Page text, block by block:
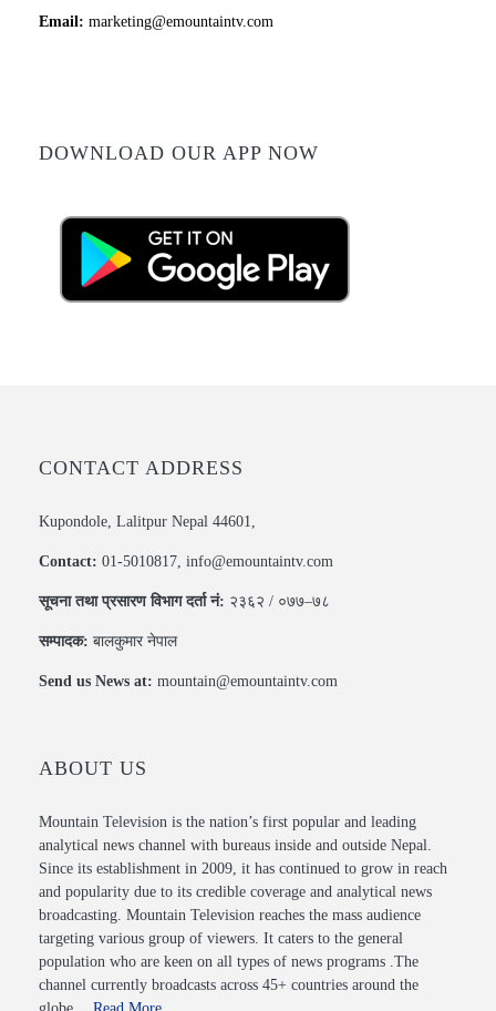
Email: marketing@emountaintv.com
DOWNLOAD OUR APP NOW
CONTACT ADDRESS
Kupondole, Lalitpur Nepal 44601,
Contact: 01-5010817, info@emountaintv.com
सूचना तथा प्रसारण विभाग दर्ता नं: २३६२ / ०७७–७८
सम्पादक: बालकुमार नेपाल
Send us News at: mountain@emountaintv.com
ABOUT US
Mountain Television is the nation’s first popular and leading
analytical news channel with bureaus inside and outside Nepal.
Since its establishment in 2009, it has continued to grow in reach
and popularity due to its credible coverage and analytical news
broadcasting. Mountain Television reaches the mass audience
targeting various group of viewers. It caters to the general
population who are keen on all types of news programs .The
channel currently broadcasts across 45+ countries around the